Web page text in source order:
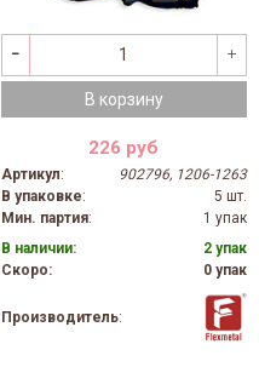
В корзину
226 руб
Артикул:
902796, 1206-1263
В упаковке:
5 шт.
Мин. партия:
1 упак
В наличии:
2 упак
Скоро:
0 упак
Производитель: